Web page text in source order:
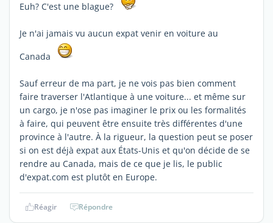
Euh? C'est une blague?
Je n'ai jamais vu aucun expat venir en voiture au
Canada
Sauf erreur de ma part, je ne vois pas bien comment
faire traverser l'Atlantique à une voiture... et même sur
un cargo, je n'ose pas imaginer le prix ou les formalités
à faire, qui peuvent être ensuite très différentes d'une
province à l'autre. À la rigueur, la question peut se poser
si on est déjà expat aux États-Unis et qu'on décide de se
rendre au Canada, mais de ce que je lis, le public
d'expat.com est plutôt en Europe.
Réagir Répondre